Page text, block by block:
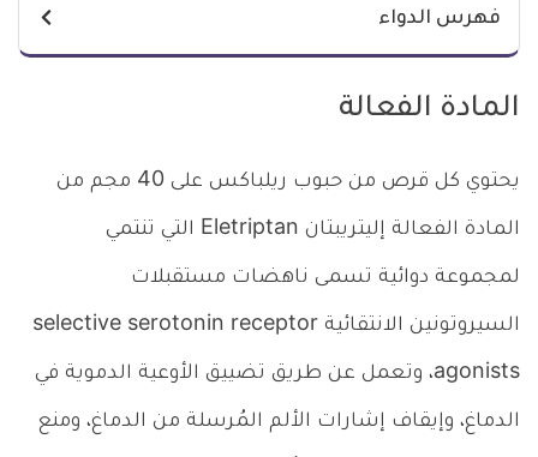
فهرس الدواء
المادة الفعالة
يحتوي كل قرص من حبوب ريلباكس على 40 مجم من
المادة الفعالة إليتريبتان Eletriptan التي تنتمي
لمجموعة دوائية تسمى ناهضات مستقبلات
السيروتونين الانتقائية selective serotonin receptor
agonists، وتعمل عن طريق تضييق الأوعية الدموية في
الدماغ، وإيقاف إشارات الألم المُرسلة من الدماغ، ومنع